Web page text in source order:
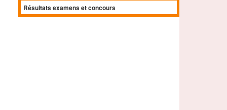
Résultats examens et concours